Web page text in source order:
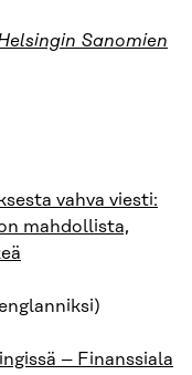
Sanomien
vahva viesti:
mahdollista,
– Finanssiala